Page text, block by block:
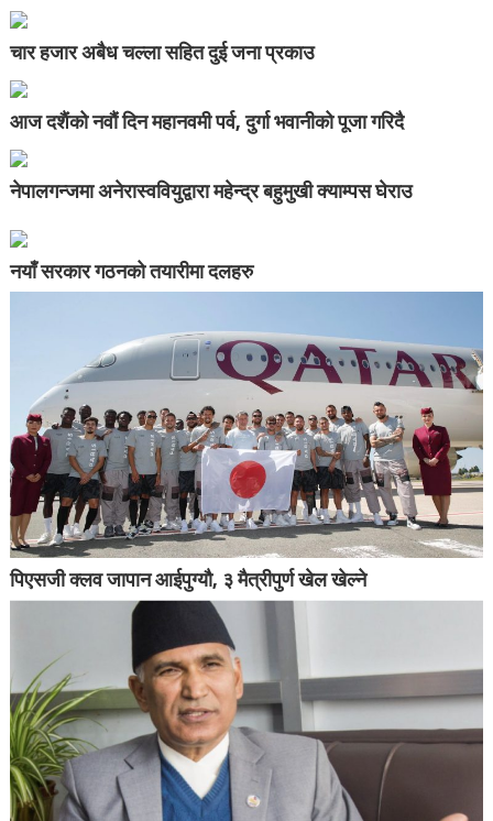
चार हजार अबैध चल्ला सहित दुई जना प्रकाउ
आज दशैंको नवौं दिन महानवमी पर्व, दुर्गा भवानीको पूजा गरिदै
नेपालगन्जमा अनेरास्ववियुद्वारा महेन्द्र बहुमुखी क्याम्पस घेराउ
नयाँ सरकार गठनको तयारीमा दलहरु
पिएसजी क्लव जापान आईपुग्यौ, ३ मैत्रीपुर्ण खेल खेल्ने